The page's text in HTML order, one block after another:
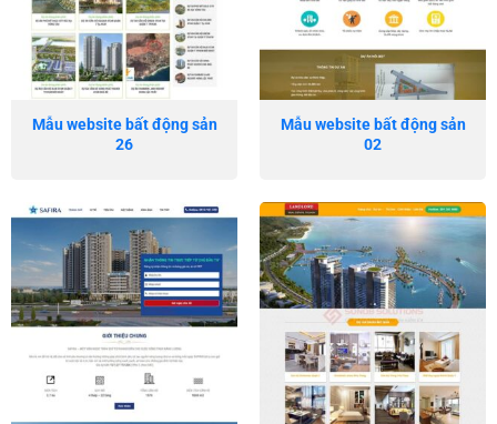
Mẫu website bất động sản
26
Mẫu website bất động sản
02